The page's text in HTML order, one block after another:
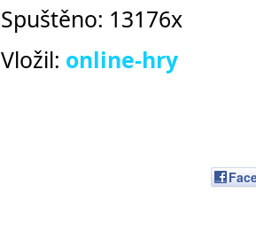
Spuštěno: 13176x
Vložil: online-hry